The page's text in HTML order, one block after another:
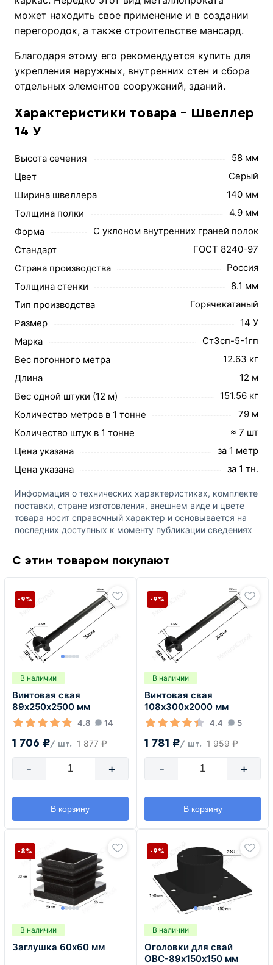
может находить свое применение и в создании
перегородок, а также строительстве мансард.
Благодаря этому его рекомендуется купить для
укрепления наружных, внутренних стен и сбора
отдельных элементов сооружений, зданий.
Характеристики товара - Швеллер
14 У
Высота сечения
58 мм
Цвет
Серый
Ширина швеллера
140 мм
Толщина полки
4.9 мм
Форма
С уклоном внутренних граней полок
Стандарт
ГОСТ 8240-97
Страна производства
Россия
Толщина стенки
8.1 мм
Тип производства
Горячекатаный
Размер
14 У
Марка
Cт3сп-5-1гп
Вес погонного метра
12.63 кг
Длина
12 м
Вес одной штуки (12 м)
151.56 кг
Количество метров в 1 тонне
79 м
Количество штук в 1 тонне
≈ 7 шт
Цена указана
за 1 метр
Цена указана
за 1 тн.
Информация о технических характеристиках, комплекте
поставки, стране изготовления, внешнем виде и цвете
товара носит справочный характер и основывается на
последних доступных к моменту публикации сведениях
С этим товаром покупают
В наличии
Винтовая свая
89х250х2500 мм
4.8 14
1 706 ₽/ шт. 1 877 ₽
-9%
- +
В корзину
В наличии
Винтовая свая
108х300х2000 мм
4.4 5
1 781 ₽/ шт. 1 959 ₽
-9%
- +
В корзину
В наличии
Заглушка 60х60 мм
-8%
В наличии
Оголовки для свай
ОВС-89х150х150 мм
-9%